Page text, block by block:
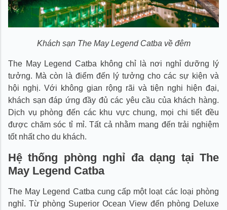
Khách sạn The May Legend Catba về đêm
The May Legend Catba không chỉ là nơi nghỉ dưỡng lý
tưởng. Mà còn là điểm đến lý tưởng cho các sự kiện và
hội nghị. Với không gian rộng rãi và tiện nghi hiện đại,
khách sạn đáp ứng đầy đủ các yêu cầu của khách hàng.
Dịch vụ phòng đến các khu vực chung, mọi chi tiết đều
được chăm sóc tỉ mỉ. Tất cả nhằm mang đến trải nghiệm
tốt nhất cho du khách.
Hệ thống phòng nghỉ đa dạng tại The
May Legend Catba
The May Legend Catba cung cấp một loạt các loại phòng
nghỉ. Từ phòng Superior Ocean View đến phòng Deluxe